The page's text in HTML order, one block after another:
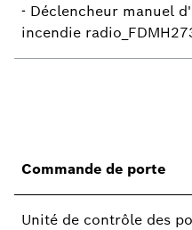
- Déclencheur manuel
incendie
Commande de porte
Unité de contrôle des